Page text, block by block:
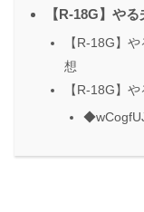
【R-18G】や
【R-18G】
想
【R-18G】